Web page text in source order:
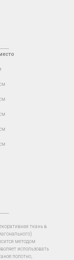
ткань в
методом
использовать
полотно,